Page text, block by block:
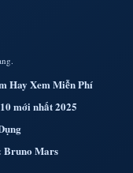
Hay Xem Miễn Phí
mới nhất 2025
Bruno Mars